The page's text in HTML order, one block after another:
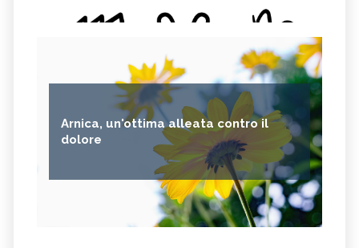
Arnica, un'ottima alleata contro il
dolore